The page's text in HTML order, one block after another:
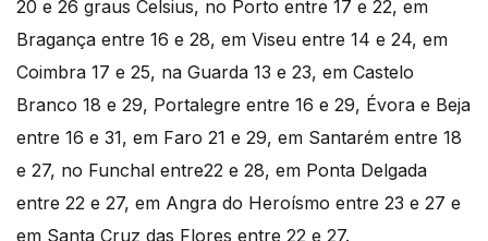
20 e 26 graus Celsius, no Porto entre 17 e 22, em
Bragança entre 16 e 28, em Viseu entre 14 e 24, em
Coimbra 17 e 25, na Guarda 13 e 23, em Castelo
Branco 18 e 29, Portalegre entre 16 e 29, Évora e Beja
entre 16 e 31, em Faro 21 e 29, em Santarém entre 18
e 27, no Funchal entre22 e 28, em Ponta Delgada
entre 22 e 27, em Angra do Heroísmo entre 23 e 27 e
em Santa Cruz das Flores entre 22 e 27.